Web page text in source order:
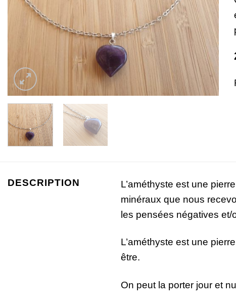
DESCRIPTION
L’améthyste est une
minéraux que nous
les pensées négatives et/
L’améthyste est une
être.
On peut la porter jour et